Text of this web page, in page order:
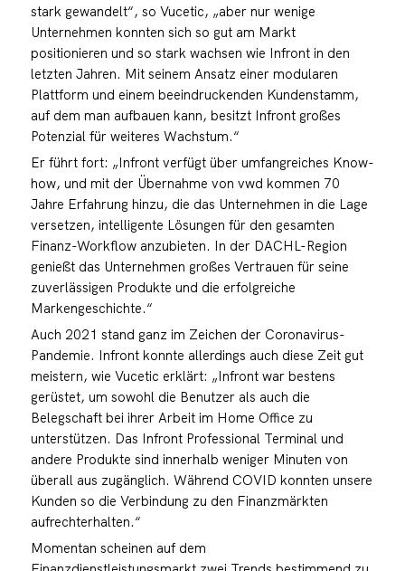
stark gewandelt“, so Vucetic, „aber nur wenige
Unternehmen konnten sich so gut am Markt
positionieren und so stark wachsen wie Infront in den
letzten Jahren. Mit seinem Ansatz einer modularen
Plattform und einem beeindruckenden Kundenstamm,
auf dem man aufbauen kann, besitzt Infront großes
Potenzial für weiteres Wachstum.“
Er führt fort: „Infront verfügt über umfangreiches Know-
how, und mit der Übernahme von vwd kommen 70
Jahre Erfahrung hinzu, die das Unternehmen in die Lage
versetzen, intelligente Lösungen für den gesamten
Finanz-Workflow anzubieten. In der DACHL-Region
genießt das Unternehmen großes Vertrauen für seine
zuverlässigen Produkte und die erfolgreiche
Markengeschichte.“
Auch 2021 stand ganz im Zeichen der Coronavirus-
Pandemie. Infront konnte allerdings auch diese Zeit gut
meistern, wie Vucetic erklärt: „Infront war bestens
gerüstet, um sowohl die Benutzer als auch die
Belegschaft bei ihrer Arbeit im Home Office zu
unterstützen. Das Infront Professional Terminal und
andere Produkte sind innerhalb weniger Minuten von
überall aus zugänglich. Während COVID konnten unsere
Kunden so die Verbindung zu den Finanzmärkten
aufrechterhalten.“
Momentan scheinen auf dem